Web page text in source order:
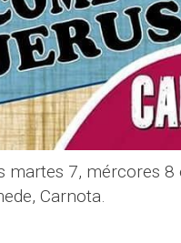
martes 7, mércores
Carnota.